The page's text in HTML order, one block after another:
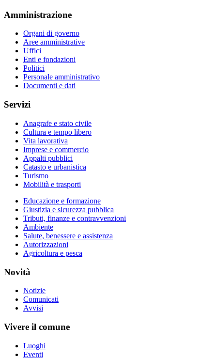
Amministrazione
Organi di governo
Aree amministrative
Uffici
Enti e fondazioni
Politici
Personale amministrativo
Documenti e dati
Servizi
Anagrafe e stato civile
Cultura e tempo libero
Vita lavorativa
Imprese e commercio
Appalti pubblici
Catasto e urbanistica
Turismo
Mobilità e trasporti
Educazione e formazione
Giustizia e sicurezza pubblica
Tributi, finanze e contravvenzioni
Ambiente
Salute, benessere e assistenza
Autorizzazioni
Agricoltura e pesca
Novità
Notizie
Comunicati
Avvisi
Vivere il comune
Luoghi
Eventi